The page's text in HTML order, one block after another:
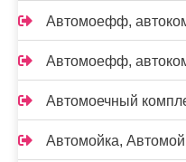
Автомоефф,
Автомоефф,
Автомоечный
Автомойка,